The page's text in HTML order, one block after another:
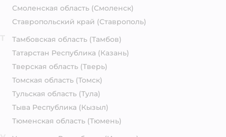
Смоленская область (Смоленск)
Ставропольский край (Ставрополь)
Тамбовская область (Тамбов)
Татарстан Республика (Казань)
Тверская область (Тверь)
Томская область (Томск)
Тульская область (Тула)
Тыва Республика (Кызыл)
Тюменская область (Тюмень)